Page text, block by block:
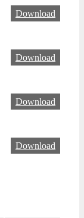
Download
Download
Download
Download